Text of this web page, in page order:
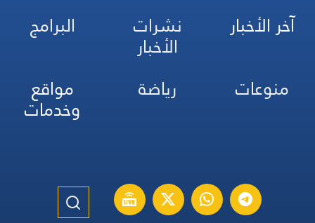
آخر الأخبار نشرات
الأخبار
البرامج
منوعات
رياضة مواقع
وخدمات